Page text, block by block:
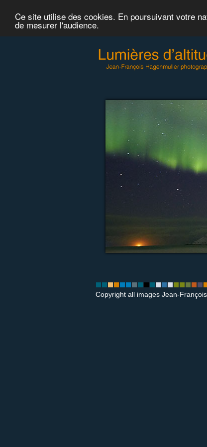
Ce site utilise des cookies. En poursuivant votre
de mesurer l'audience.
Copyright all images Jean-